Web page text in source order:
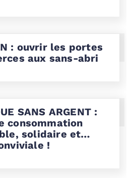
: ouvrir les portes
aux sans-abri
SANS ARGENT :
consommation
solidaire et…
!